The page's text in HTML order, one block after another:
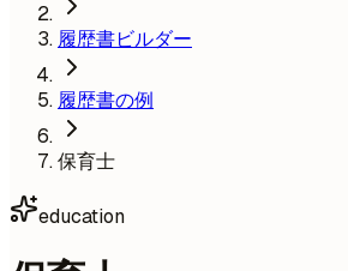
履歴書ビルダー
履歴書の例
保育士
education